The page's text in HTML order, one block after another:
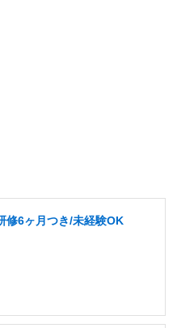
修6ヶ月つき/未経験OK